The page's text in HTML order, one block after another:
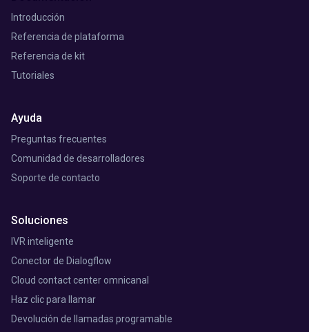
Soluciones
IVR inteligente
Conector de Dialogflow
Cloud contact center omnicanal
Haz clic para llamar
Devolución de llamadas programable
Introducción
Referencia de plataforma
Referencia de kit
Tutoriales
Ayuda
Preguntas frecuentes
Comunidad de desarrolladores
Soporte de contacto